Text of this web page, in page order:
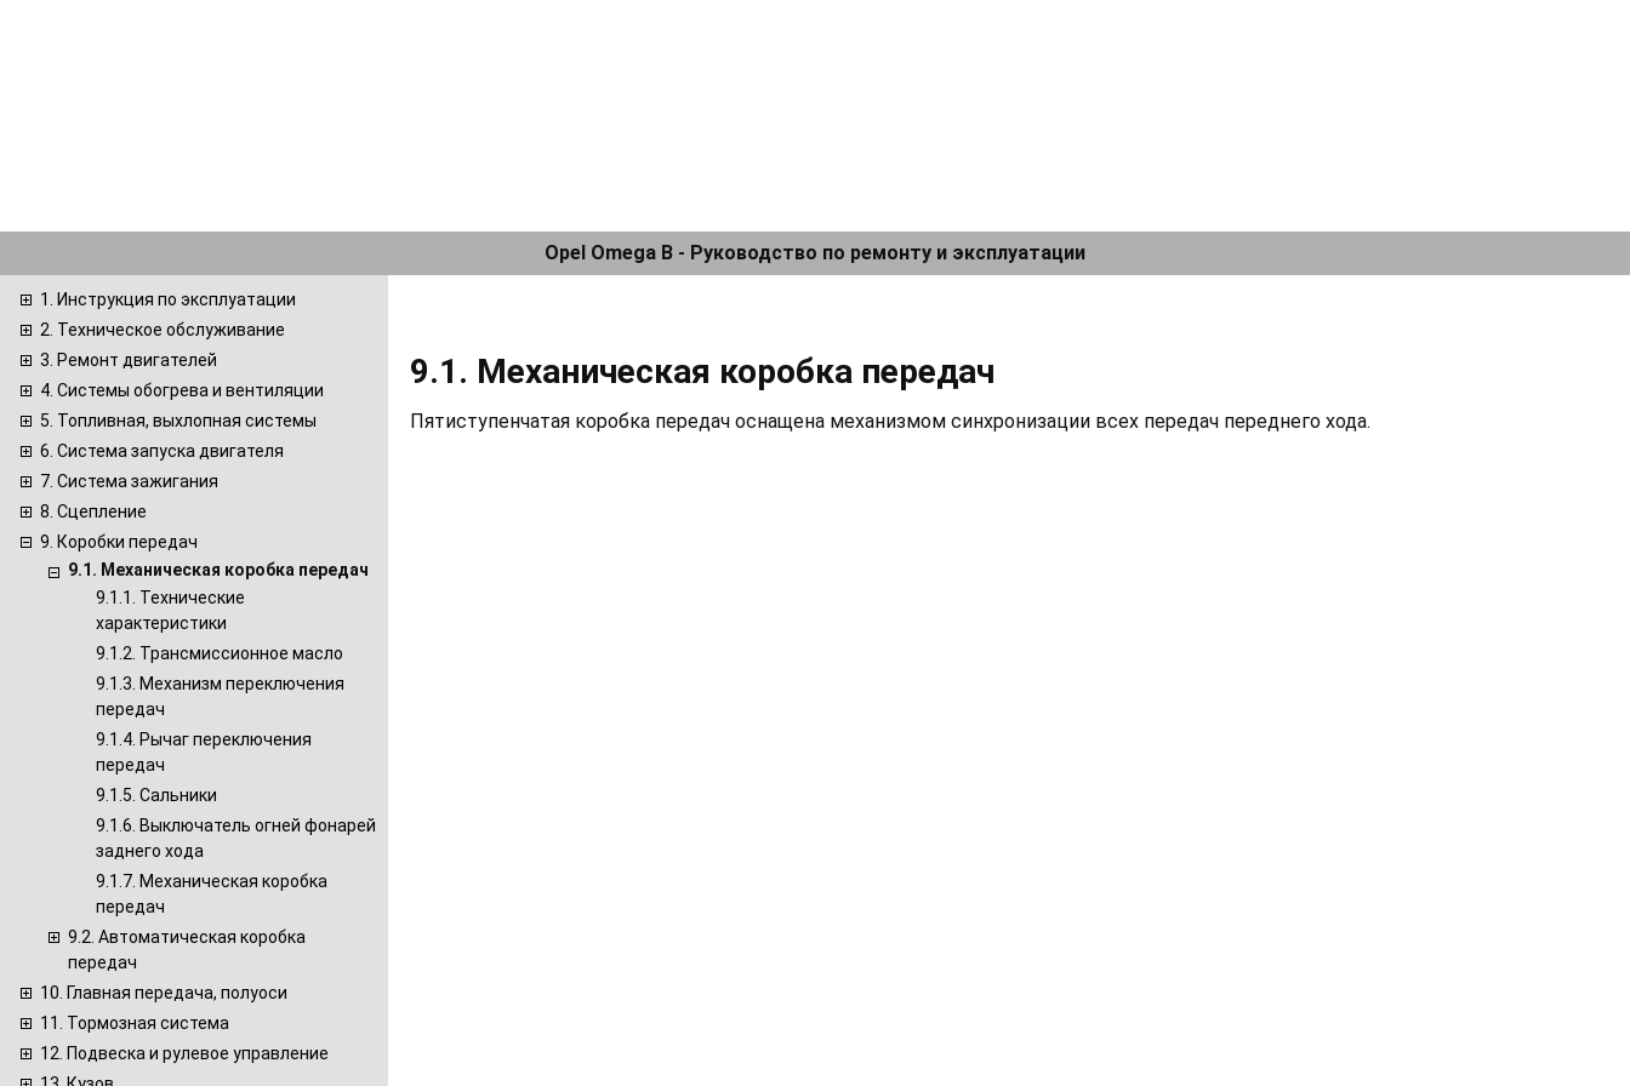
Opel Omega B - Руководство по ремонту и эксплуатации
1. Инструкция по эксплуатации
2. Техническое обслуживание
3. Ремонт двигателей
4. Системы обогрева и вентиляции
5. Топливная, выхлопная системы
6. Система запуска двигателя
7. Система зажигания
8. Сцепление
9. Коробки передач
9.1. Механическая коробка передач
9.1.1. Технические
характеристики
9.1.2. Трансмиссионное масло
9.1.3. Механизм переключения
передач
9.1.4. Рычаг переключения
передач
9.1.5. Сальники
9.1.6. Выключатель огней фонарей
заднего хода
9.1.7. Механическая коробка
передач
9.2. Автоматическая коробка
передач
10. Главная передача, полуоси
11. Тормозная система
12. Подвеска и рулевое управление
9.1. Механическая коробка передач
Пятиступенчатая коробка передач оснащена механизмом синхронизации всех передач переднего хода.